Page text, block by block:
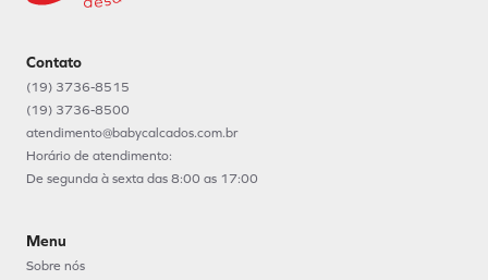
Contato
(19) 3736-8515
(19) 3736-8500
atendimento@babycalcados.com.br
Horário de atendimento:
De segunda à sexta das 8:00 as 17:00
Menu
Sobre nós